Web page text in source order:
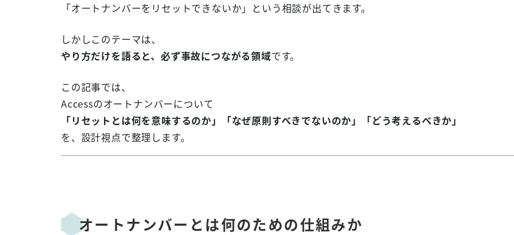
「オートナンバーをリセットできないか」という相談が出てきます。
しかしこのテーマは、
やり方だけを語ると、必ず事故につながる領域です。
この記事では、
Accessのオートナンバーについて
「リセットとは何を意味するのか」「なぜ原則すべきでないのか」「どう考えるべきか」
を、設計視点で整理します。
オートナンバーとは何のための仕組みか